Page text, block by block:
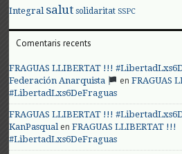
Integral salut solidaritat SSPC
Comentaris recents
FRAGUAS LLIBERTAT !!!
Federación Anarquista
enFRAGUAS
#LibertadLxs6DeFraguas
FRAGUAS LLIBERTAT !!!
KanPasqualenFRAGUAS LLIBERTAT !!!
#LibertadLxs6DeFraguas